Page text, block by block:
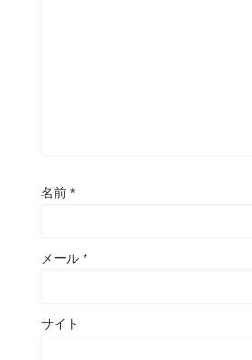
名前 *
メール *
サイト